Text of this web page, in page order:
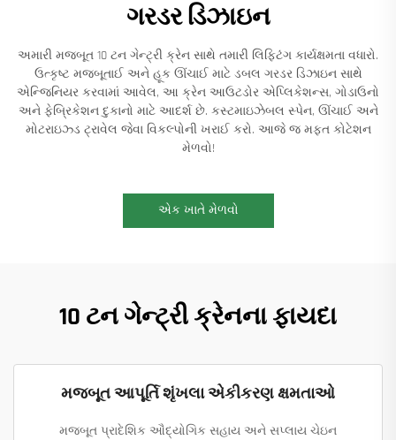
ગરડર ડિઝાઇન
અમારી મજબૂત 10 ટન ગેન્ટ્રી ક્રેન સાથે તમારી લિફ્ટિંગ કાર્યક્ષમતા વધારો.
ઉત્કૃષ્ટ મજબૂતાઈ અને હૂક ઊંચાઈ માટે ડબલ ગરડર ડિઝાઇન સાથે
એન્જિનિયર કરવામાં આવેલ, આ ક્રેન આઉટડોર એપ્લિકેશન્સ, ગોડાઉનો
અને ફેબ્રિકેશન દુકાનો માટે આદર્શ છે. કસ્ટમાઇઝેબલ સ્પેન, ઊંચાઈ અને
મોટરાઇઝ્ડ ટ્રાવેલ જેવા વિકલ્પોની ખરાઈ કરો. આજે જ મફત કોટેશન
મેળવો!
એક ખાતે મેળવો
10 ટન ગેન્ટ્રી ક્રેનના ફાયદા
મજબૂત આપૂર્તિ શૃંખલા એકીકરણ ક્ષમતાઓ
મજબૂત પ્રાદેશિક ઔદ્યોગિક સહાય અને સપ્લાય ચેઇન